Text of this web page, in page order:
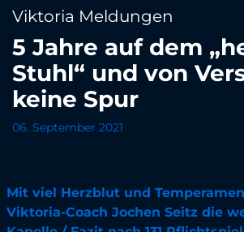
Viktoria Meldungen
5 Jahre auf dem
Stuhl“ und von
keine Spur
06. September 2021
Mit viel Herzblut und
Viktoria-Coach Jochen Seitz die